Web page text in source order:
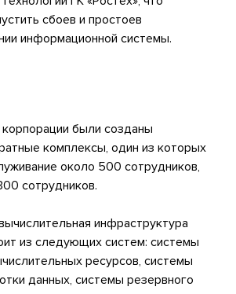
сбоев и простоев
информационной системы.
были созданы
комплексы, один из которых
около 500 сотрудников,
сотрудников.
инфраструктура
из следующих систем: системы
ресурсов, системы
данных, системы резервного